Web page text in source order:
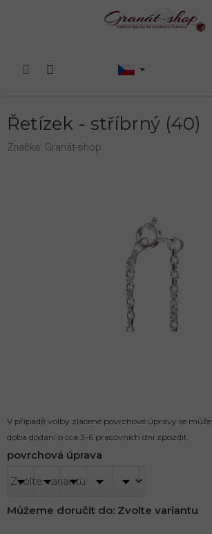
Řetízek - stříbrný (40)
Značka: Granát-shop
povrchová úprava
Můžeme doručit do: Zvolte variantu
V případě volby zlacené povrchové úpravy se může
doba dodání o cca 3-6 pracovních dní zpozdit.